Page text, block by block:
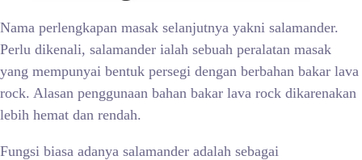
Nama perlengkapan masak selanjutnya yakni salamander.
Perlu dikenali, salamander ialah sebuah peralatan masak
yang mempunyai bentuk persegi dengan berbahan bakar lava
rock. Alasan penggunaan bahan bakar lava rock dikarenakan
lebih hemat dan rendah.
Fungsi biasa adanya salamander adalah sebagai